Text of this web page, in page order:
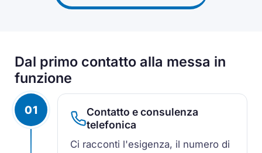
Dal primo contatto alla messa in
funzione
01
Contatto e consulenza
telefonica
Ci racconti l'esigenza, il numero di